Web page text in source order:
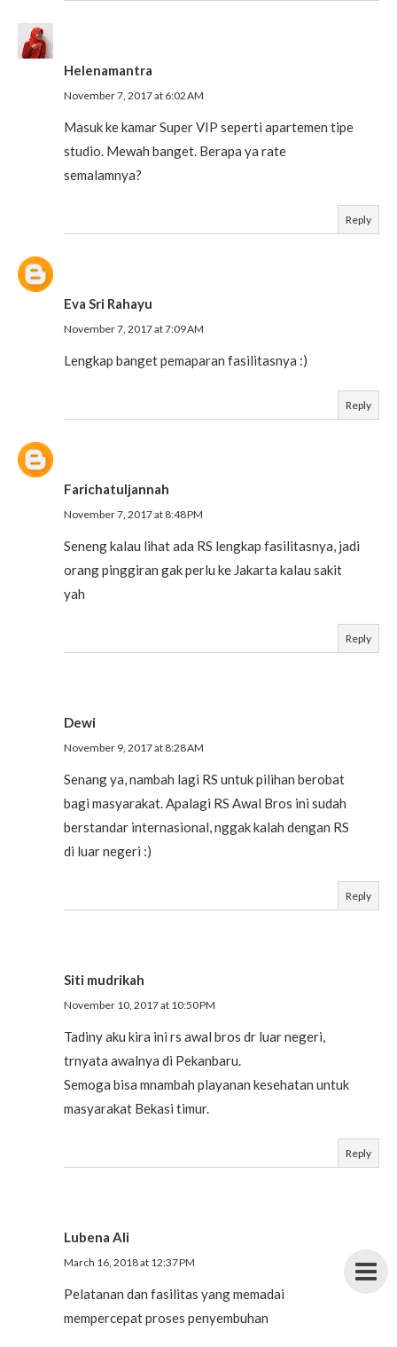
Helenamantra
November 7, 2017 at 6:02 AM
Masuk ke kamar Super VIP seperti apartemen tipe
studio. Mewah banget. Berapa ya rate
semalamnya?
Reply
Eva Sri Rahayu
November 7, 2017 at 7:09 AM
Lengkap banget pemaparan fasilitasnya :)
Reply
Farichatuljannah
November 7, 2017 at 8:48 PM
Seneng kalau lihat ada RS lengkap fasilitasnya, jadi
orang pinggiran gak perlu ke Jakarta kalau sakit
yah
Reply
Dewi
November 9, 2017 at 8:28 AM
Senang ya, nambah lagi RS untuk pilihan berobat
bagi masyarakat. Apalagi RS Awal Bros ini sudah
berstandar internasional, nggak kalah dengan RS
di luar negeri :)
Reply
Siti mudrikah
November 10, 2017 at 10:50 PM
Tadiny aku kira ini rs awal bros dr luar negeri,
trnyata awalnya di Pekanbaru.
Semoga bisa mnambah playanan kesehatan untuk
masyarakat Bekasi timur.
Reply
Lubena Ali
March 16, 2018 at 12:37 PM
Pelatanan dan fasilitas yang memadai
mempercepat proses penyembuhan